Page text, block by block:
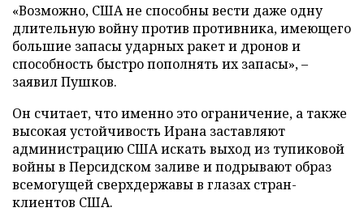
«Возможно, США не способны вести даже одну
длительную войну против противника, имеющего
большие запасы ударных ракет и дронов и
способность быстро пополнять их запасы», –
заявил Пушков.
Он считает, что именно это ограничение, а также
высокая устойчивость Ирана заставляют
администрацию США искать выход из тупиковой
войны в Персидском заливе и подрывают образ
всемогущей сверхдержавы в глазах стран-
клиентов США.